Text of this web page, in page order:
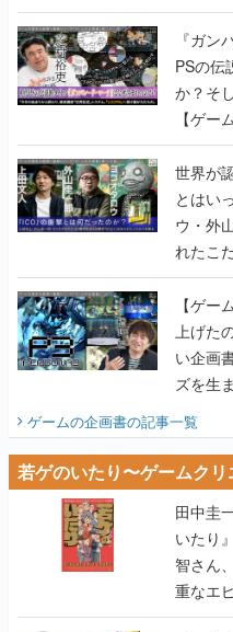
書】
『ガ
PSの伝
か？そ
【ゲー
世界が
とはい
ウ・外
れたこ
画書】
【ゲー
上げた
い企画
ズを生
ビュー】
ゲームの企画書の記事一覧
若ゲのいたり〜ゲームク
田中圭
いたり
智さん
重なエ